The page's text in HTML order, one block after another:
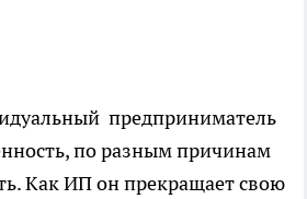
предприниматель
по разным причинам
Как ИП он прекращает свою